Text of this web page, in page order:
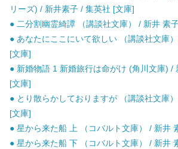
リーズ) / 新井素子 / 集英社 [文庫]
● 二分割幽霊綺譚 （講談社文庫） / 新井 素
● あなたにここにいて欲しい （講談社文庫
[文庫]
● 新婚物語 1 新婚旅行は命がけ (角川文庫) /
[文庫]
● とり散らかしておりますが （講談社文庫
[文庫]
● 星から来た船 上 （コバルト文庫） / 新井
● 星から来た船 下 （コバルト文庫） / 新井